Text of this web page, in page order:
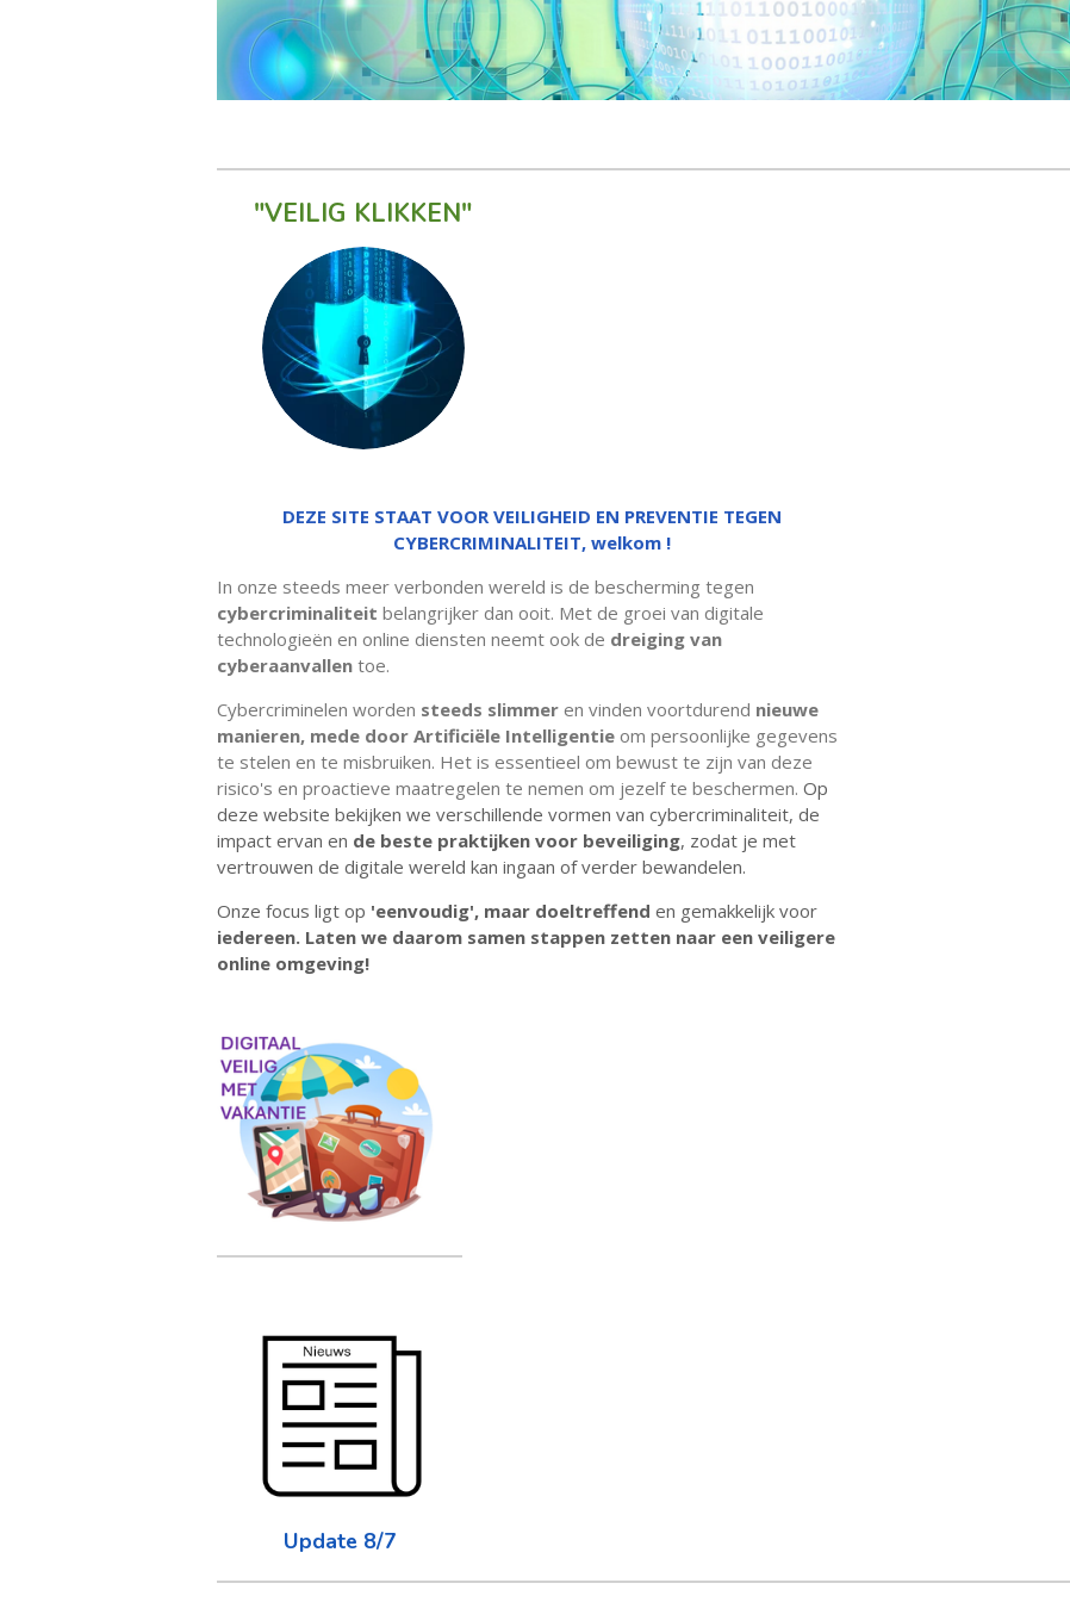
"VEILIG KLIKKEN"
DEZE SITE STAAT VOOR VEILIGHEID EN PREVENTIE TEGEN
CYBERCRIMINALITEIT, welkom !
In onze steeds meer verbonden wereld is de bescherming tegen
cybercriminaliteit belangrijker dan ooit. Met de groei van digitale
technologieën en online diensten neemt ook de dreiging van
cyberaanvallen toe.
Cybercriminelen worden steeds slimmer en vinden voortdurend nieuwe
manieren, mede door Artificiële Intelligentie om persoonlijke gegevens
te stelen en te misbruiken. Het is essentieel om bewust te zijn van deze
risico's en proactieve maatregelen te nemen om jezelf te beschermen. Op
deze website bekijken we verschillende vormen van cybercriminaliteit, de
impact ervan en de beste praktijken voor beveiliging, zodat je met
vertrouwen de digitale wereld kan ingaan of verder bewandelen.
Onze focus ligt op 'eenvoudig', maar doeltreffend en gemakkelijk voor
iedereen. Laten we daarom samen stappen zetten naar een veiligere
online omgeving!
Update 8/7